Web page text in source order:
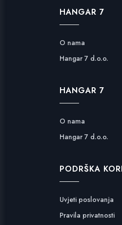
HANGAR 7
O nama
Hangar 7 d.o.o.
HANGAR 7
O nama
Hangar 7 d.o.o.
PODRŠKA
Uvjeti poslovanja
Pravila privatnosti